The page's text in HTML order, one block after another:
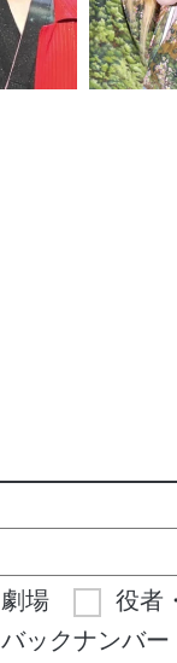
劇場
役者
バックナンバー